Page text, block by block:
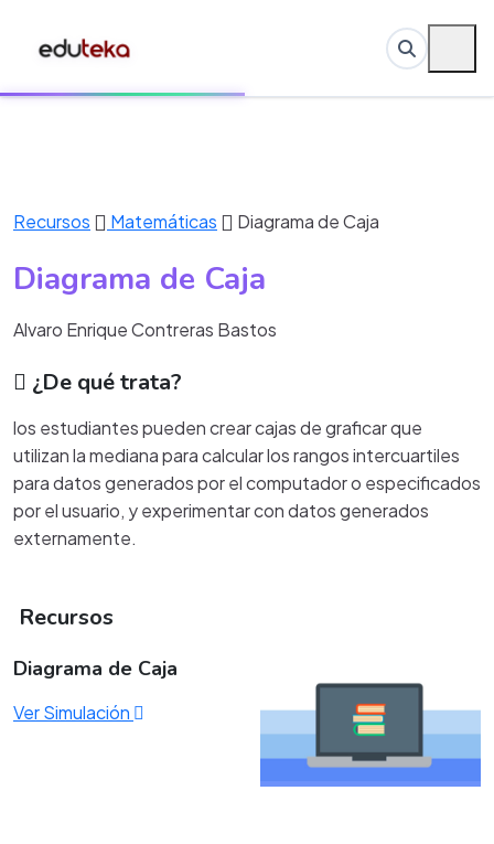
Recursos Matemáticas Diagrama de Caja
Diagrama de Caja
Alvaro Enrique Contreras Bastos
¿De qué trata?
los estudiantes pueden crear cajas de graficar que
utilizan la mediana para calcular los rangos intercuartiles
para datos generados por el computador o especificados
por el usuario, y experimentar con datos generados
externamente.
Recursos
Diagrama de Caja
Ver Simulación